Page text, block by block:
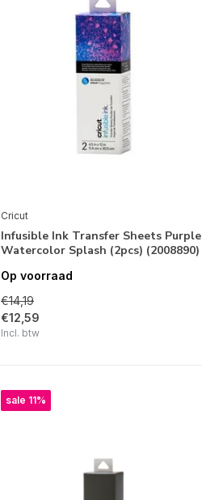
Cricut
Infusible Ink Transfer Sheets Purple
Watercolor Splash (2pcs) (2008890)
Op voorraad
€14,19
€12,59
Incl. btw
sale 11%